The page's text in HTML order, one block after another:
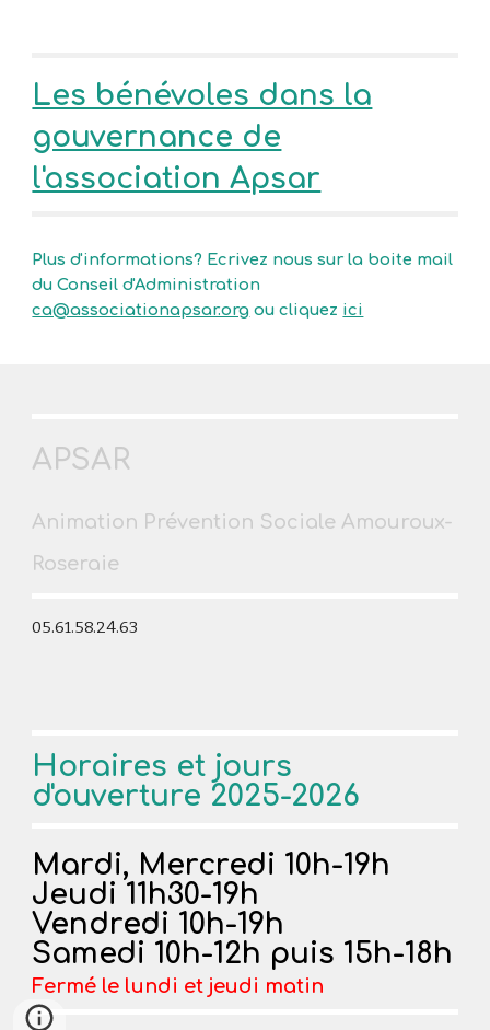
Les bénévoles dans la
gouvernance de
l'association Apsar
Plus d'informations? Ecrivez nous sur la boite mail
du Conseil d'Administration
ca@associationapsar.org ou cliquez ici
APSAR
Animation Prévention Sociale Amouroux-
Roseraie
05.61.58.24.63
Horaires et jours
d'ouverture 2025-2026
Mardi, Mercredi 10h-19h
Jeudi 11h30-19h
Vendredi 10h-19h
Samedi 10h-12h puis 15h-18h
Fermé le lundi et jeudi matin